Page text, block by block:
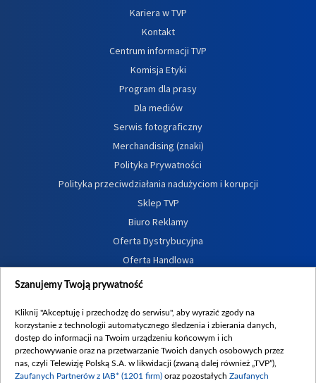
Kariera w TVP
Kontakt
Centrum informacji TVP
Komisja Etyki
Program dla prasy
Dla mediów
Serwis fotograficzny
Merchandising (znaki)
Polityka Prywatności
Polityka przeciwdziałania nadużyciom i korupcji
Sklep TVP
Biuro Reklamy
Oferta Dystrybucyjna
Oferta Handlowa
Dostępność
Procedura zgłoszeń wewnętrznych
Szanujemy Twoją prywatność
Kliknij "Akceptuję i przechodzę do serwisu", aby wyrazić zgody na
korzystanie z technologii automatycznego śledzenia i zbierania danych,
dostęp do informacji na Twoim urządzeniu końcowym i ich
przechowywanie oraz na przetwarzanie Twoich danych osobowych przez
nas, czyli Telewizję Polską S.A. w likwidacji (zwaną dalej również „TVP”),
Zaufanych Partnerów z IAB* (1201 firm) oraz pozostałych Zaufanych